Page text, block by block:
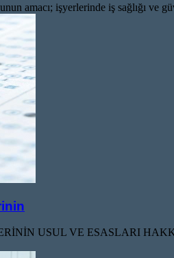
işyerlerinde iş sağlığı ve
USUL VE ESASLARI